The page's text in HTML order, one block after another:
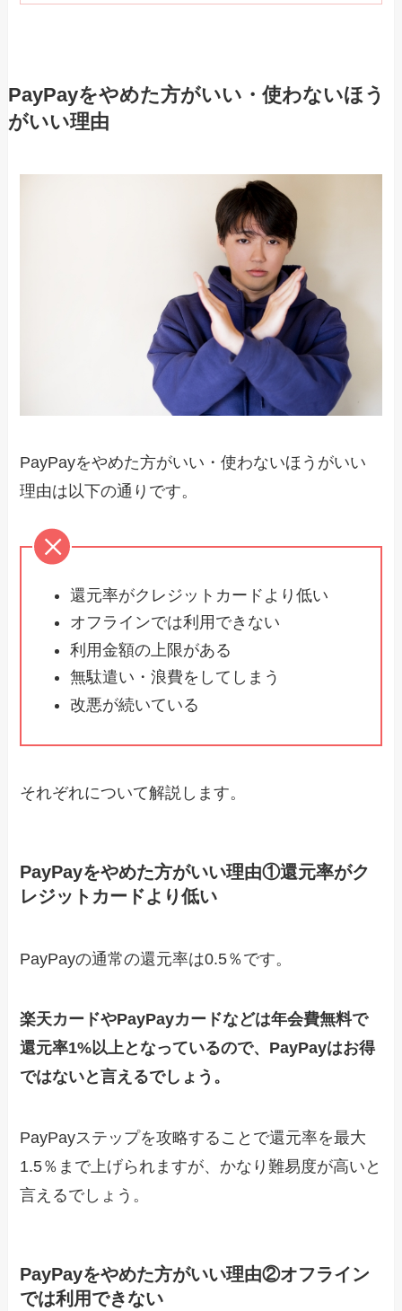
PayPayをやめた方がいい・使わないほう
がいい理由
PayPayをやめた方がいい・使わないほうがいい
理由は以下の通りです。
還元率がクレジットカードより低い
オフラインでは利用できない
利用金額の上限がある
無駄遣い・浪費をしてしまう
改悪が続いている
それぞれについて解説します。
PayPayをやめた方がいい理由①還元率がク
レジットカードより低い
PayPayの通常の還元率は0.5％です。
楽天カードやPayPayカードなどは年会費無料で
還元率1%以上となっているので、PayPayはお得
ではないと言えるでしょう。
PayPayステップを攻略することで還元率を最大
1.5％まで上げられますが、かなり難易度が高いと
言えるでしょう。
PayPayをやめた方がいい理由②オフライン
では利用できない